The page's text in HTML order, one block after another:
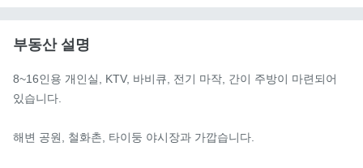
부동산 설명
8~16인용 개인실, KTV, 바비큐, 전기 마작, 간이 주방이 마련되어
있습니다.
해변 공원, 철화촌, 타이둥 야시장과 가깝습니다.